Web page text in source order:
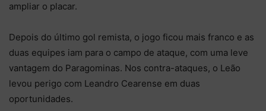
ampliar o placar.
Depois do último gol remista, o jogo ficou mais franco e as
duas equipes iam para o campo de ataque, com uma leve
vantagem do Paragominas. Nos contra-ataques, o Leão
levou perigo com Leandro Cearense em duas
oportunidades.